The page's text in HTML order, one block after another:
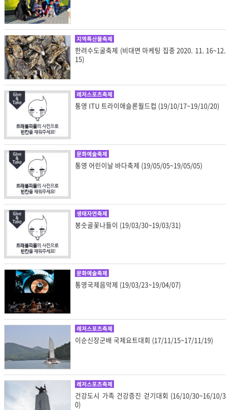
지역특산물축제
한려수도굴축제 (비대면 마케팅 집중 2020. 11. 16~12.
15)
레저스포츠축제
통영 ITU 트라이애슬론월드컵 (19/10/17~19/10/20)
문화예술축제
통영 어린이날 바다축제 (19/05/05~19/05/05)
생태자연축제
봉숫골꽃나들이 (19/03/30~19/03/31)
문화예술축제
통영국제음악제 (19/03/23~19/04/07)
레저스포츠축제
이순신장군배 국제요트대회 (17/11/15~17/11/19)
레저스포츠축제
건강도시 가족 건강증진 걷기대회 (16/10/30~16/10/3
0)